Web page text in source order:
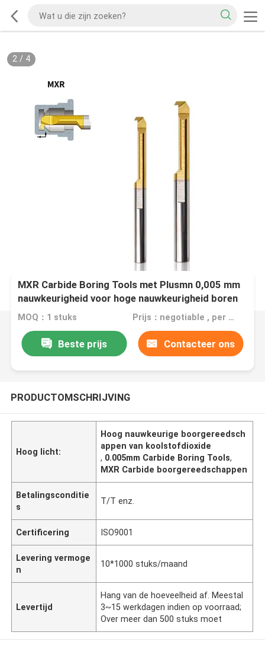
2/ 4
MXR Carbide Boring Tools met Plusmn 0,005 mm
nauwkeurigheid voor hoge nauwkeurigheid boren
MOQ：1 stuks Prijs：negotiable , per the quantity and specification of order
Beste prijs Contacteer ons
PRODUCTOMSCHRIJVING
Hoog licht:
Hoog nauwkeurige boorgereedsch
appen van koolstofdioxide
, 0.005mm Carbide Boring Tools,
MXR Carbide boorgereedschappen
Betalingsconditie
s
T/T enz.
Certificering ISO9001
Levering vermoge
n
10*1000 stuks/maand
Levertijd
Hang van de hoeveelheid af. Meestal
3~15 werkdagen indien op voorraad;
Over meer dan 500 stuks moet